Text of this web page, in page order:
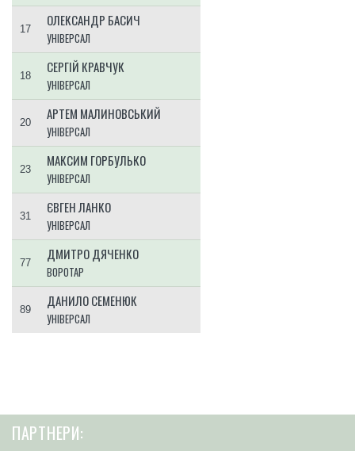
17
ОЛЕКСАНДР БАСИЧ
УНІВЕРСАЛ
18
СЕРГІЙ КРАВЧУК
УНІВЕРСАЛ
20
АРТЕМ МАЛИНОВСЬКИЙ
УНІВЕРСАЛ
23
МАКСИМ ГОРБУЛЬКО
УНІВЕРСАЛ
31
ЄВГЕН ЛАНКО
УНІВЕРСАЛ
77
ДМИТРО ДЯЧЕНКО
ВОРОТАР
89
ДАНИЛО СЕМЕНЮК
УНІВЕРСАЛ
ПАРТНЕРИ: